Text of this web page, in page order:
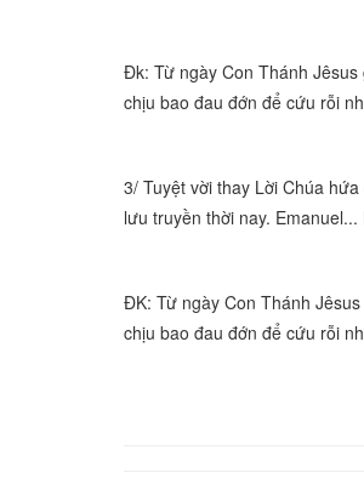
Đk: Từ ngày Con Thánh
chịu bao đau đớn để cứu rỗi
3/ Tuyệt vời thay Lời Chúa
lưu truyền thời nay.
ĐK: Từ ngày Con Thánh
chịu bao đau đớn để cứu rỗi